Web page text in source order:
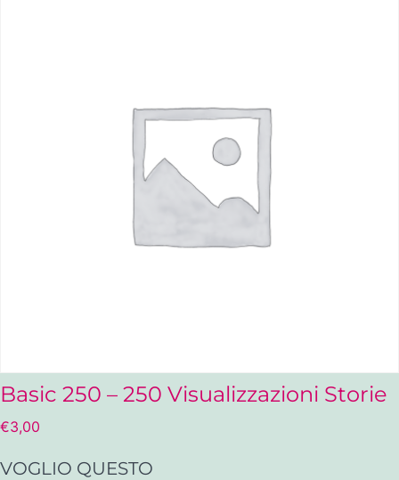
Basic 250 – 250 Visualizzazioni Storie
€3,00
VOGLIO QUESTO